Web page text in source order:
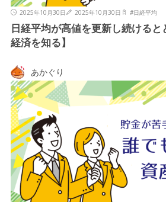
2025年10月30日 2025年10月30日 #日経平均
日経平均が高値を更新し続ける
経済を知る】
あかぐり